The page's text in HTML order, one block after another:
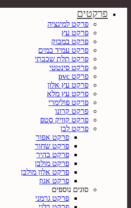
פרקטים
פרקט למינציה
פרקט עץ
פרקט במבוק
פרקט עמיד במים
פרקט תלת שכבתי
פרקט סינטטי
פרקט pvc
פרקט עץ אלון
פרקט עץ מלא
פרקט פולימרי
פרקט קרונו
פרקט קוויק סטפ
פרקט לבן
פרקט אפור
פרקט שחור
פרקט בהיר
פרקט מולבן
פרקט אלון מולבן
פרקט אגוז
סוגים נוספים
פרקט גרמני